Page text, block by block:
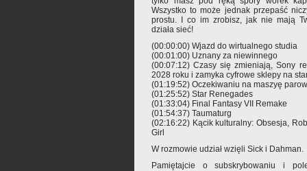
Wszystko to może jednak przepaść
prostu. I co im zrobisz, jak nie mają
działa sieć!
(00:00:00) Wjazd do wirtualnego studia
(00:01:00) Uznany za niewinnego
(00:07:12) Czasy się zmieniają, Sony
2028 roku i zamyka cyfrowe sklepy na
(01:19:52) Oczekiwaniu na maszyę
(01:25:52) Star Renegades
(01:33:04) Final Fantasy VII Remake
(01:54:37) Taumaturg
(02:16:22) Kącik kulturalny: Obsesja,
Girl
W rozmowie udział wzięli Sick i Dahman.
Pamiętajcie o subskrybowaniu i